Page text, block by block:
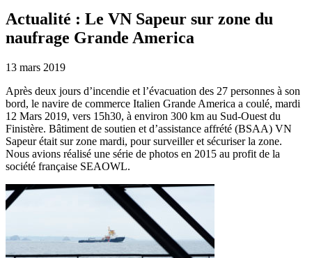
Actualité : Le VN Sapeur sur zone du
naufrage Grande America
13 mars 2019
Après deux jours d’incendie et l’évacuation des 27 personnes à son
bord, le navire de commerce Italien Grande America a coulé, mardi
12 Mars 2019, vers 15h30, à environ 300 km au Sud-Ouest du
Finistère. Bâtiment de soutien et d’assistance affrété (BSAA) VN
Sapeur était sur zone mardi, pour surveiller et sécuriser la zone.
Nous avions réalisé une série de photos en 2015 au profit de la
société française SEAOWL.